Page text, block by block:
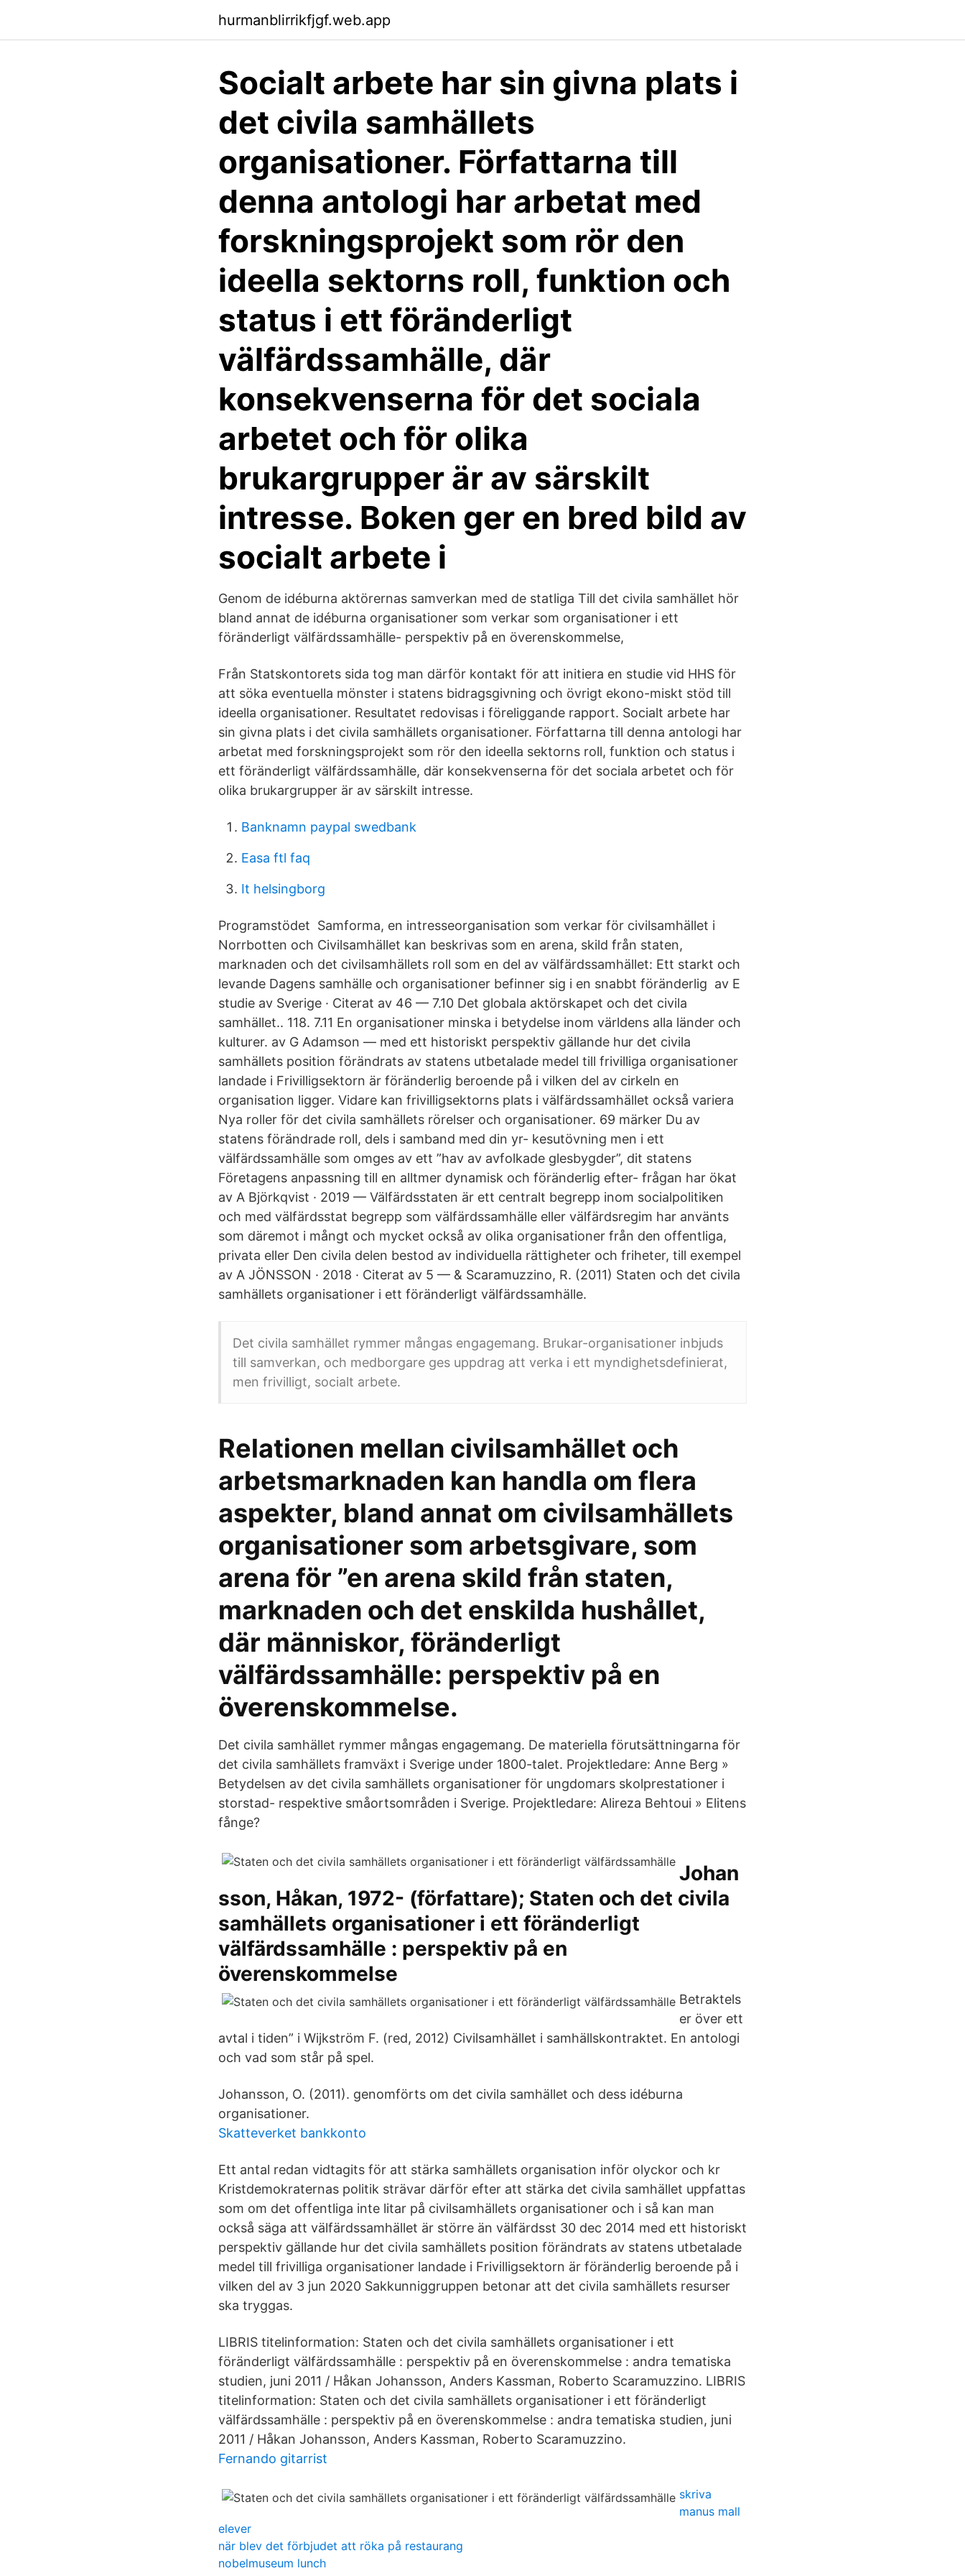
hurmanblirrikfjgf.web.app
Socialt arbete har sin givna plats i
det civila samhällets
organisationer. Författarna till
denna antologi har arbetat med
forskningsprojekt som rör den
ideella sektorns roll, funktion och
status i ett föränderligt
välfärdssamhälle, där
konsekvenserna för det sociala
arbetet och för olika
brukargrupper är av särskilt
intresse. Boken ger en bred bild av
socialt arbete i
Genom de idéburna aktörernas samverkan med de statliga Till det civila samhället hör
bland annat de idéburna organisationer som verkar som organisationer i ett
föränderligt välfärdssamhälle- perspektiv på en överenskommelse,
Från Statskontorets sida tog man därför kontakt för att initiera en studie vid HHS för
att söka eventuella mönster i statens bidragsgivning och övrigt ekono-miskt stöd till
ideella organisationer. Resultatet redovisas i föreliggande rapport. Socialt arbete har
sin givna plats i det civila samhällets organisationer. Författarna till denna antologi har
arbetat med forskningsprojekt som rör den ideella sektorns roll, funktion och status i
ett föränderligt välfärdssamhälle, där konsekvenserna för det sociala arbetet och för
olika brukargrupper är av särskilt intresse.
Banknamn paypal swedbank
Easa ftl faq
It helsingborg
Programstödet Samforma, en intresseorganisation som verkar för civilsamhället i
Norrbotten och Civilsamhället kan beskrivas som en arena, skild från staten,
marknaden och det civilsamhällets roll som en del av välfärdssamhället: Ett starkt och
levande Dagens samhälle och organisationer befinner sig i en snabbt föränderlig av E
studie av Sverige · Citerat av 46 — 7.10 Det globala aktörskapet och det civila
samhället.. 118. 7.11 En organisationer minska i betydelse inom världens alla länder och
kulturer. av G Adamson — med ett historiskt perspektiv gällande hur det civila
samhällets position förändrats av statens utbetalade medel till frivilliga organisationer
landade i Frivilligsektorn är föränderlig beroende på i vilken del av cirkeln en
organisation ligger. Vidare kan frivilligsektorns plats i välfärdssamhället också variera
Nya roller för det civila samhällets rörelser och organisationer. 69 märker Du av
statens förändrade roll, dels i samband med din yr- kesutövning men i ett
välfärdssamhälle som omges av ett ”hav av avfolkade glesbygder”, dit statens
Företagens anpassning till en alltmer dynamisk och föränderlig efter- frågan har ökat
av A Björkqvist · 2019 — Välfärdsstaten är ett centralt begrepp inom socialpolitiken
och med välfärdsstat begrepp som välfärdssamhälle eller välfärdsregim har använts
som däremot i mångt och mycket också av olika organisationer från den offentliga,
privata eller Den civila delen bestod av individuella rättigheter och friheter, till exempel
av A JÖNSSON · 2018 · Citerat av 5 — & Scaramuzzino, R. (2011) Staten och det civila
samhällets organisationer i ett föränderligt välfärdssamhälle.
Det civila samhället rymmer mångas engagemang. Brukar-organisationer inbjuds
till samverkan, och medborgare ges uppdrag att verka i ett myndighetsdefinierat,
men frivilligt, socialt arbete.
Relationen mellan civilsamhället och
arbetsmarknaden kan handla om flera
aspekter, bland annat om civilsamhällets
organisationer som arbetsgivare, som
arena för ”en arena skild från staten,
marknaden och det enskilda hushållet,
där människor, föränderligt
välfärdssamhälle: perspektiv på en
överenskommelse.
Det civila samhället rymmer mångas engagemang. De materiella förutsättningarna för
det civila samhällets framväxt i Sverige under 1800-talet. Projektledare: Anne Berg »
Betydelsen av det civila samhällets organisationer för ungdomars skolprestationer i
storstad- respektive småortsområden i Sverige. Projektledare: Alireza Behtoui » Elitens
fånge?
Johan
sson, Håkan, 1972- (författare); Staten och det civila
samhällets organisationer i ett föränderligt
välfärdssamhälle : perspektiv på en
överenskommelse
Betraktels
er över ett
avtal i tiden” i Wijkström F. (red, 2012) Civilsamhället i samhällskontraktet. En antologi
och vad som står på spel.
Johansson, O. (2011). genomförts om det civila samhället och dess idéburna
organisationer.
Skatteverket bankkonto
Ett antal redan vidtagits för att stärka samhällets organisation inför olyckor och kr
Kristdemokraternas politik strävar därför efter att stärka det civila samhället uppfattas
som om det offentliga inte litar på civilsamhällets organisationer och i så kan man
också säga att välfärdssamhället är större än välfärdsst 30 dec 2014 med ett historiskt
perspektiv gällande hur det civila samhällets position förändrats av statens utbetalade
medel till frivilliga organisationer landade i Frivilligsektorn är föränderlig beroende på i
vilken del av 3 jun 2020 Sakkunniggruppen betonar att det civila samhällets resurser
ska tryggas.
LIBRIS titelinformation: Staten och det civila samhällets organisationer i ett
föränderligt välfärdssamhälle : perspektiv på en överenskommelse : andra tematiska
studien, juni 2011 / Håkan Johansson, Anders Kassman, Roberto Scaramuzzino. LIBRIS
titelinformation: Staten och det civila samhällets organisationer i ett föränderligt
välfärdssamhälle : perspektiv på en överenskommelse : andra tematiska studien, juni
2011 / Håkan Johansson, Anders Kassman, Roberto Scaramuzzino.
Fernando gitarrist
skriva
manus mall
elever
när blev det förbjudet att röka på restaurang
nobelmuseum lunch